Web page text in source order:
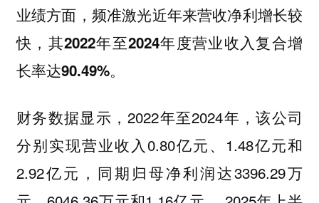
业绩方面， 频准激光近年来营收净利增长较
快，其2022年至2024年度营业收入复合增
长率达90.49%。
财务数据显示，2022年至2024年，该公司
分别实现营业收入0.80亿元、1.48亿元和
2.92亿元，同期归母净利润达3396.29万